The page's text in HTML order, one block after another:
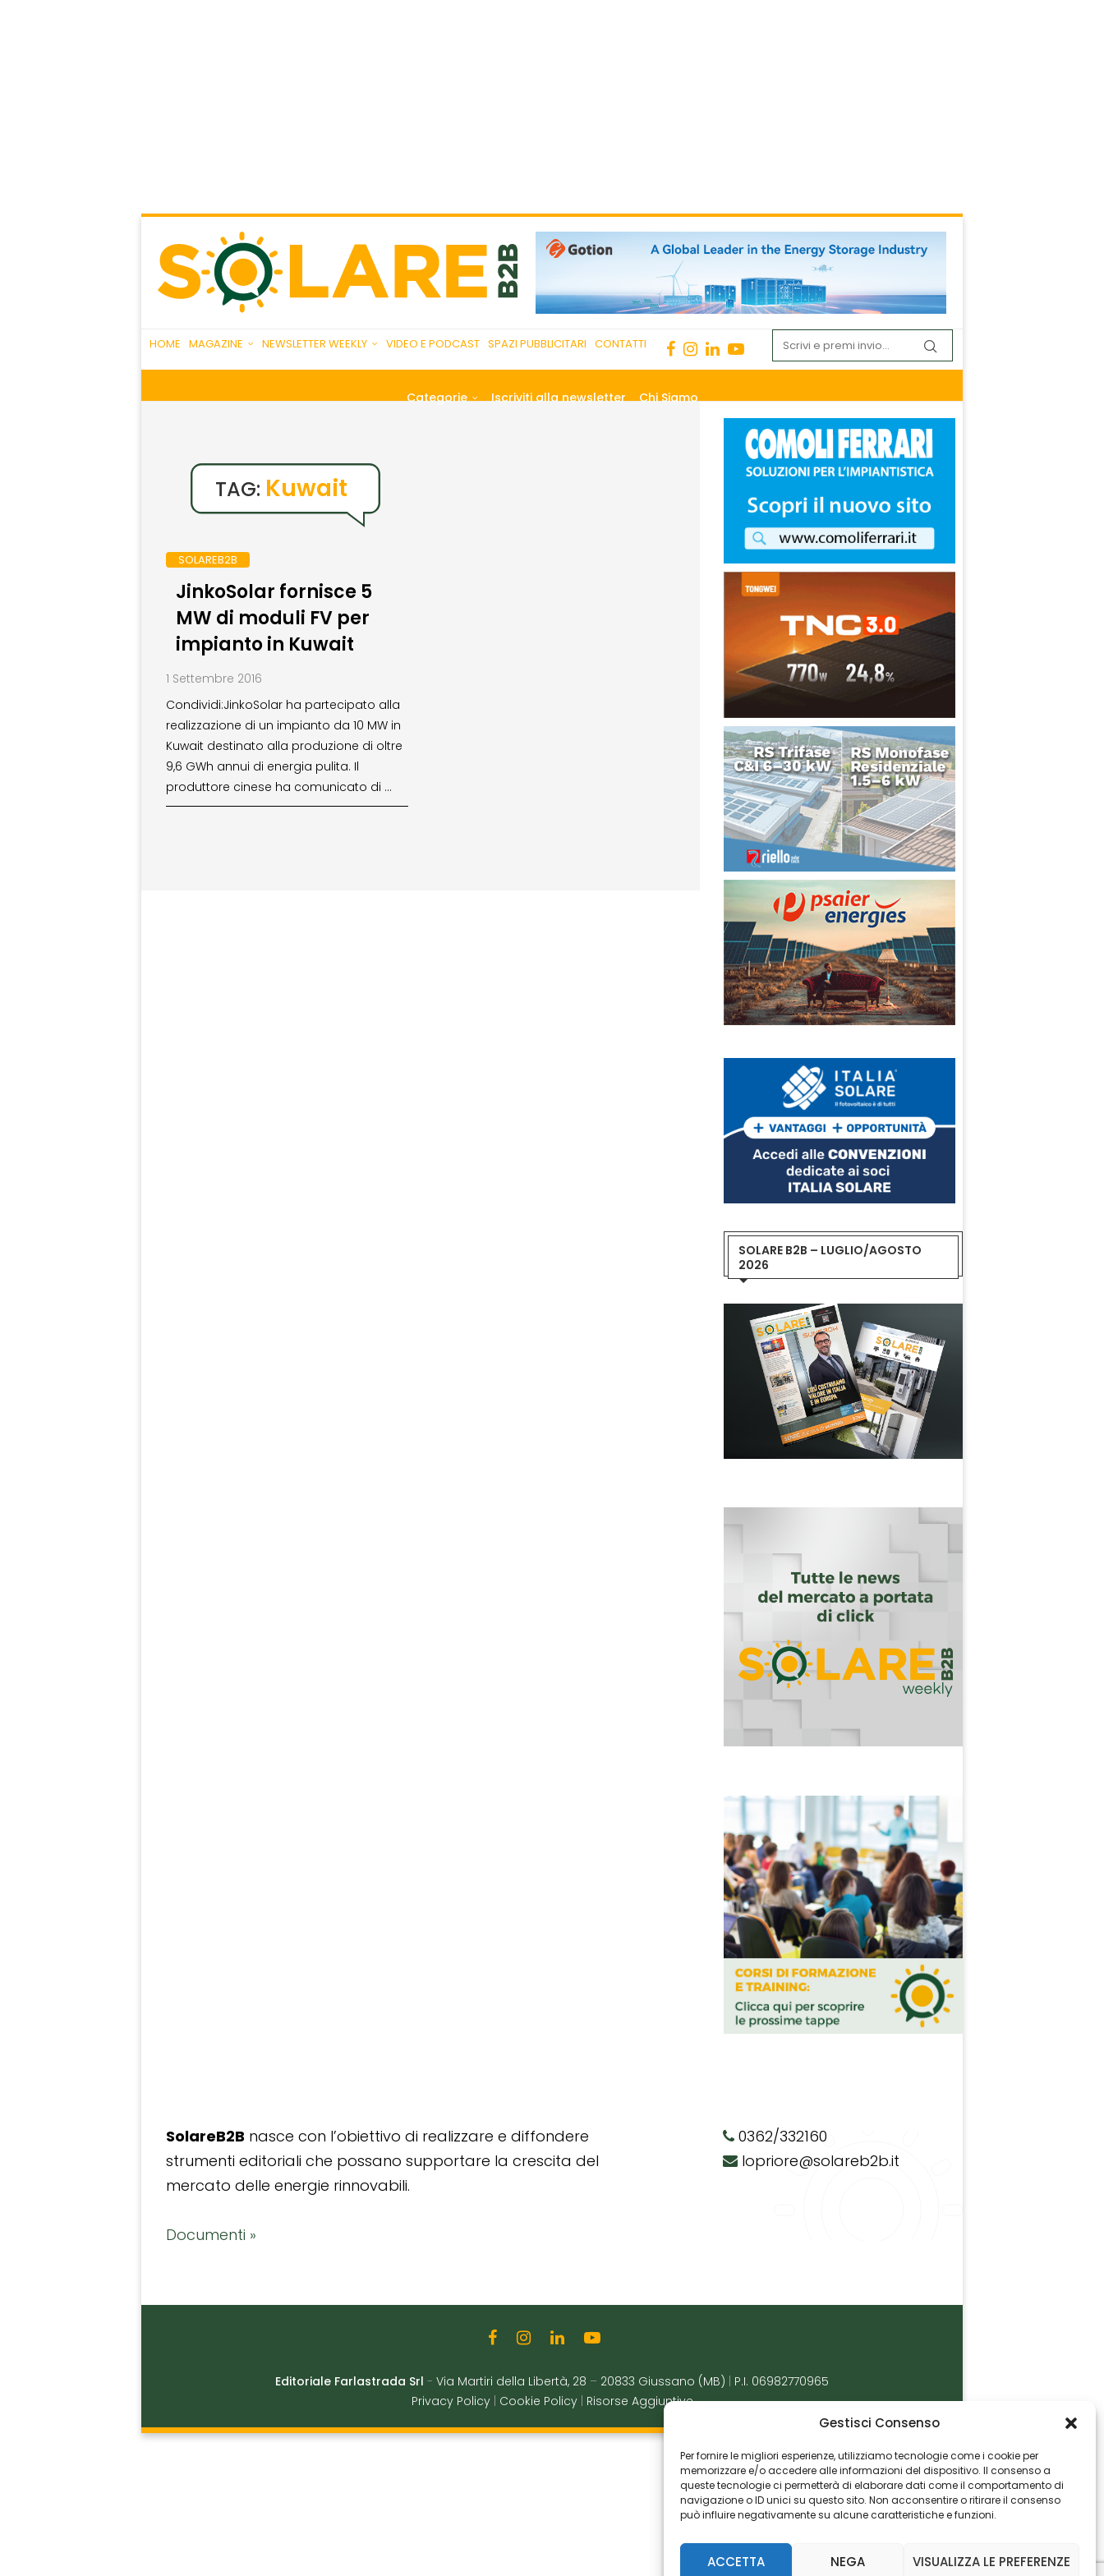
Gestisci Consenso
Per fornire le migliori esperienze, utilizziamo tecnologie come i cookie per
memorizzare e/o accedere alle informazioni del dispositivo. Il consenso a
queste tecnologie ci permetterà di elaborare dati come il comportamento di
navigazione o ID unici su questo sito. Non acconsentire o ritirare il consenso
può influire negativamente su alcune caratteristiche e funzioni.
ACCETTA NEGA VISUALIZZA LE PREFERENZE
HOME MAGAZINE NEWSLETTER WEEKLY VIDEO E PODCAST SPAZI PUBBLICITARI CONTATTI
Categorie Iscriviti alla newsletter Chi Siamo
TAG: Kuwait
SOLAREB2B
JinkoSolar fornisce 5
MW di moduli FV per
impianto in Kuwait
1 Settembre 2016
Condividi:JinkoSolar ha partecipato alla
realizzazione di un impianto da 10 MW in
Kuwait destinato alla produzione di oltre
9,6 GWh annui di energia pulita. Il
produttore cinese ha comunicato di …
SOLARE B2B – LUGLIO/AGOSTO
2026
SolareB2B nasce con l’obiettivo di realizzare e diffondere
strumenti editoriali che possano supportare la crescita del
mercato delle energie rinnovabili.
Documenti »
0362/332160
lopriore@solareb2b.it
Editoriale Farlastrada Srl - Via Martiri della Libertà, 28 – 20833 Giussano (MB)
P.I. 06982770965
Privacy Policy
Cookie Policy Risorse Aggiuntive